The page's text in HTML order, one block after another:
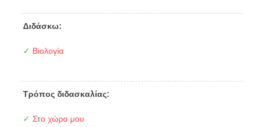
Διδάσκω:
✓ Βιολογία
Τρόπος διδασκαλίας:
✓ Στο χώρο μου